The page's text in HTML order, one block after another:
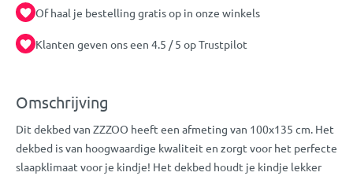
Of haal je bestelling gratis op in onze winkels
Klanten geven ons een 4.5 / 5 op Trustpilot
Omschrijving
Dit dekbed van ZZZOO heeft een afmeting van 100x135 cm. Het
dekbed is van hoogwaardige kwaliteit en zorgt voor het perfecte
slaapklimaat voor je kindje! Het dekbed houdt je kindje lekker